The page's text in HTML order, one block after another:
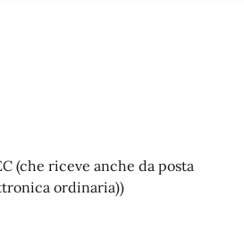
(che riceve anche da posta
ordinaria))